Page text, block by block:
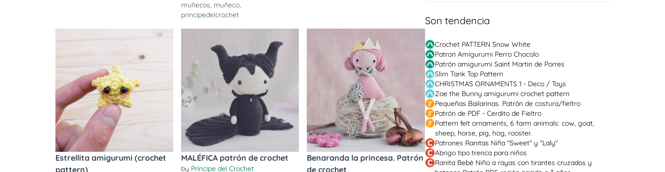
muñecos, muñeco,
principedelcrochet
Estrellita amigurumi (crochet
pattern)
MALÉFICA patrón de crochet
by Príncipe del Crochet
Benaranda la princesa. Patrón
de crochet
Son tendencia
Crochet PATTERN Snow White
Patron Amigurumi Perro Chocolo
Patrón amigurumi Saint Martin de Porres
Slim Tank Top Pattern
CHRISTMAS ORNAMENTS 1 - Deco / Toys
Zoe the Bunny amigurumi crochet pattern
Pequeñas Bailarinas. Patrón de costura/fieltro
Patrón de PDF - Cerdito de Fieltro
Pattern felt ornaments, 6 farm animals: cow, goat,
sheep, horse, pig, hog, rooster.
Patrones Ranitas Niña "Sweet" y "Laly"
Abrigo tipo trenca para niños
Ranita Bebé Niño a rayas con tirantes cruzados y